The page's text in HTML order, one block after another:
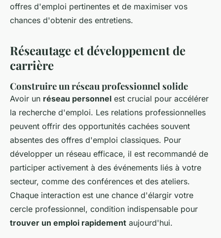
offres d'emploi pertinentes et de maximiser vos
chances d'obtenir des entretiens.
Réseautage et développement de
carrière
Construire un réseau professionnel solide
Avoir un réseau personnel est crucial pour accélérer
la recherche d'emploi. Les relations professionnelles
peuvent offrir des opportunités cachées souvent
absentes des offres d'emploi classiques. Pour
développer un réseau efficace, il est recommandé de
participer activement à des événements liés à votre
secteur, comme des conférences et des ateliers.
Chaque interaction est une chance d'élargir votre
cercle professionnel, condition indispensable pour
trouver un emploi rapidement aujourd'hui.